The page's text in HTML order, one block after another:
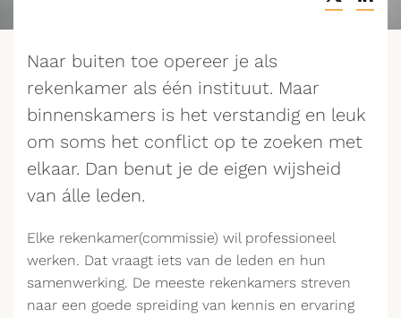
Naar buiten toe opereer je als
rekenkamer als één instituut. Maar
binnenskamers is het verstandig en leuk
om soms het conflict op te zoeken met
elkaar. Dan benut je de eigen wijsheid
van álle leden.
Elke rekenkamer(commissie) wil professioneel
werken. Dat vraagt iets van de leden en hun
samenwerking. De meeste rekenkamers streven
naar een goede spreiding van kennis en ervaring